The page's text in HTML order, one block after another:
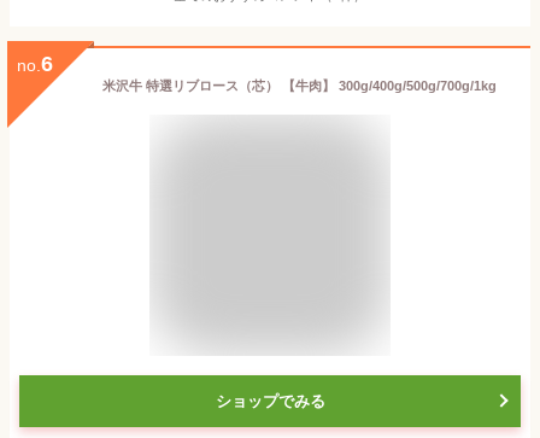
no. 6
米沢牛 特選リブロース（芯） 【牛肉】 300g/400g/500g/700g/1kg
ショップでみる